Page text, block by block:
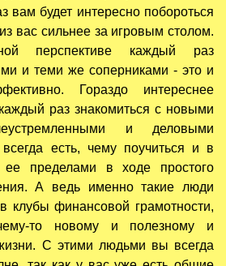
вам будет интересно побороться
вас сильнее за игровым столом.
перспективе каждый раз
и теми же соперниками - это и
Гораздо интереснее
раз знакомиться с новыми
и деловыми
есть, чему поучиться и в
пределами в ходе простого
А ведь именно такие люди
клубы финансовой грамотности,
то новому и полезному и
С этими людьми вы всегда